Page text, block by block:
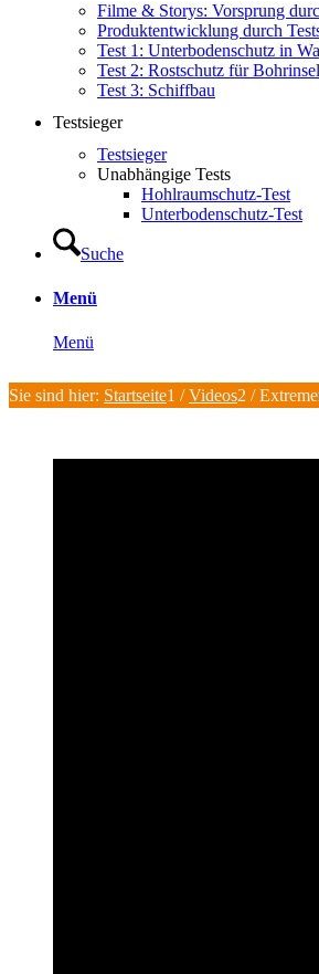
Filme & Storys: Vorsprung
Produktentwicklung durch
Test 1: Unterbodenschutz in
Test 2: Rostschutz für
Test 3: Schiffbau
Testsieger
Testsieger
Unabhängige Tests
Hohlraumschutz-Test
Unterbodenschutz-Test
Suche
Menü
Menü
Sie sind hier: Startseite1 / Videos2 /